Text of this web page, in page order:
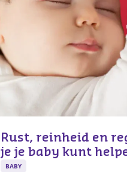
Rust, reinheid en
je je baby kunt
BABY